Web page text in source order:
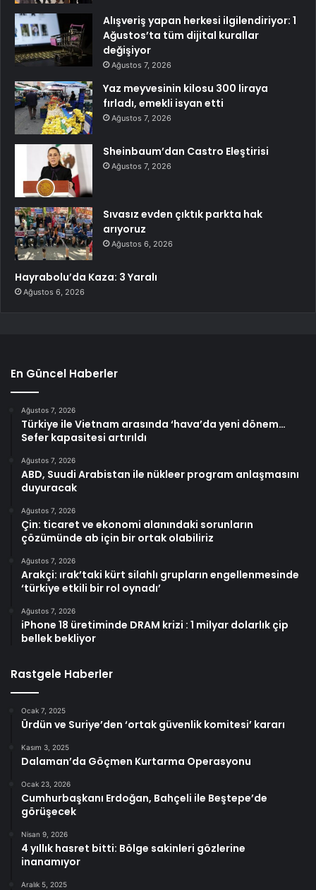
Alışveriş yapan herkesi ilgilendiriyor: 1
Ağustos’ta tüm dijital kurallar
değişiyor
Ağustos 7, 2026
Yaz meyvesinin kilosu 300 liraya
fırladı, emekli isyan etti
Ağustos 7, 2026
Sheinbaum’dan Castro Eleştirisi
Ağustos 7, 2026
Sıvasız evden çıktık parkta hak
arıyoruz
Ağustos 6, 2026
Hayrabolu’da Kaza: 3 Yaralı
Ağustos 6, 2026
En Güncel Haberler
Ağustos 7, 2026
Türkiye ile Vietnam arasında ‘hava’da yeni dönem…
Sefer kapasitesi artırıldı
Ağustos 7, 2026
ABD, Suudi Arabistan ile nükleer program anlaşmasını
duyuracak
Ağustos 7, 2026
Çin: ticaret ve ekonomi alanındaki sorunların
çözümünde ab için bir ortak olabiliriz
Ağustos 7, 2026
Arakçi: ırak’taki kürt silahlı grupların engellenmesinde
‘türkiye etkili bir rol oynadı’
Ağustos 7, 2026
iPhone 18 üretiminde DRAM krizi : 1 milyar dolarlık çip
bellek bekliyor
Rastgele Haberler
Ocak 7, 2025
Ürdün ve Suriye’den ‘ortak güvenlik komitesi’ kararı
Kasım 3, 2025
Dalaman’da Göçmen Kurtarma Operasyonu
Ocak 23, 2026
Cumhurbaşkanı Erdoğan, Bahçeli ile Beştepe’de
görüşecek
Nisan 9, 2026
4 yıllık hasret bitti: Bölge sakinleri gözlerine
inanamıyor
Aralık 5, 2025